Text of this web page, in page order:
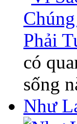
có
sống
Như